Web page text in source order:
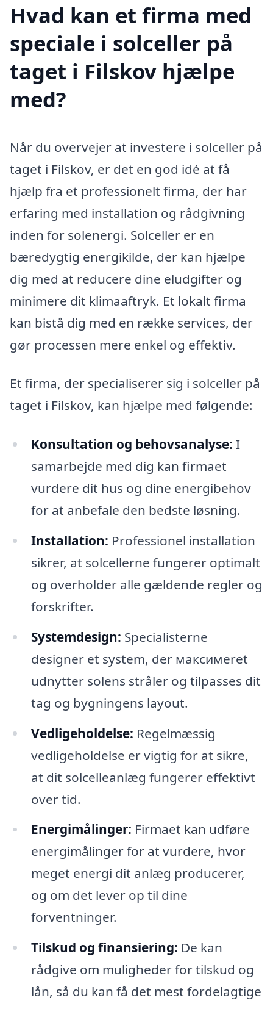
Hvad kan et firma med
speciale i solceller på
taget i Filskov hjælpe
med?
Når du overvejer at investere i solceller på
taget i Filskov, er det en god idé at få
hjælp fra et professionelt firma, der har
erfaring med installation og rådgivning
inden for solenergi. Solceller er en
bæredygtig energikilde, der kan hjælpe
dig med at reducere dine eludgifter og
minimere dit klimaaftryk. Et lokalt firma
kan bistå dig med en række services, der
gør processen mere enkel og effektiv.
Et firma, der specialiserer sig i solceller på
taget i Filskov, kan hjælpe med følgende:
Konsultation og behovsanalyse: I
samarbejde med dig kan firmaet
vurdere dit hus og dine energibehov
for at anbefale den bedste løsning.
Installation: Professionel installation
sikrer, at solcellerne fungerer optimalt
og overholder alle gældende regler og
forskrifter.
Systemdesign: Specialisterne
designer et system, der максимeret
udnytter solens stråler og tilpasses dit
tag og bygningens layout.
Vedligeholdelse: Regelmæssig
vedligeholdelse er vigtig for at sikre,
at dit solcelleanlæg fungerer effektivt
over tid.
Energimålinger: Firmaet kan udføre
energimålinger for at vurdere, hvor
meget energi dit anlæg producerer,
og om det lever op til dine
forventninger.
Tilskud og finansiering: De kan
rådgive om muligheder for tilskud og
lån, så du kan få det mest fordelagtige